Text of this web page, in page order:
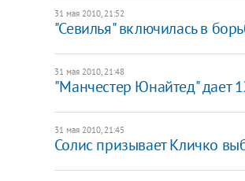
31 мая 2010, 21:52
"Севилья" включилась в
31 мая 2010, 21:48
"Манчестер Юнайтед" дает
31 мая 2010, 21:45
Солис призывает Кличко